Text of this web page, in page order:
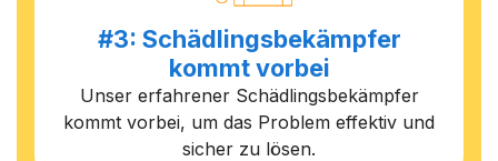
#3: Schädlingsbekämpfer
kommt vorbei
Unser erfahrener Schädlingsbekämpfer
kommt vorbei, um das Problem effektiv und
sicher zu lösen.